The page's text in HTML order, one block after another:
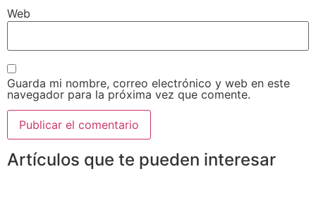
Web
Guarda mi nombre, correo electrónico y web en este
navegador para la próxima vez que comente.
Artículos que te pueden interesar